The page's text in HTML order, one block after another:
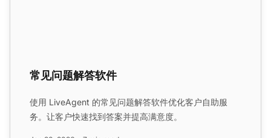
常见问题解答软件
使用 LiveAgent 的常见问题解答软件优化客户自助服
务。让客户快速找到答案并提高满意度。